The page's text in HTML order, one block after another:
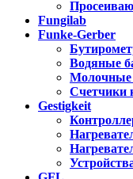
Fungilab
Funke-Gerber
Водяные
Молочные
Счетчики
Gestigkeit